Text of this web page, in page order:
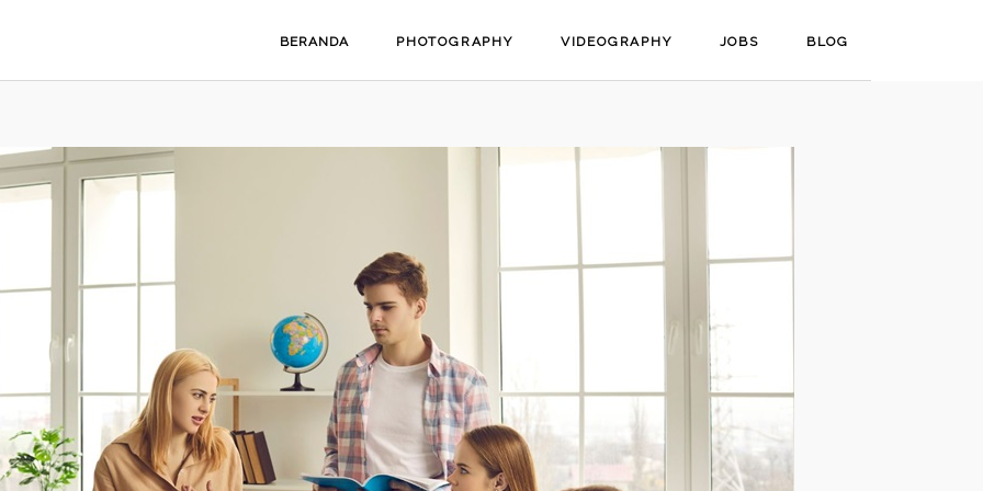
BERANDA PHOTOGRAPHY VIDEOGRAPHY JOBS BLOG